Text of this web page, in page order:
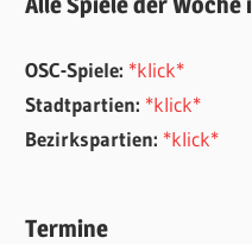
OSC-Spiele: *klick*
Stadtpartien: *klick*
Bezirkspartien: *klick*
Termine